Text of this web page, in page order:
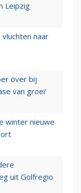
Leipzig
naar
over bij
van groei'
winter nieuwe
uit Golfregio